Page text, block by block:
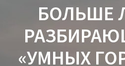
БОЛЬШЕ
«УМНЫХ